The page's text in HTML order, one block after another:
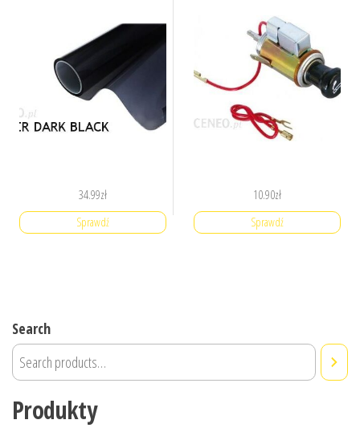
34.99zł
Sprawdź
10.90zł
Sprawdź
Search
Produkty